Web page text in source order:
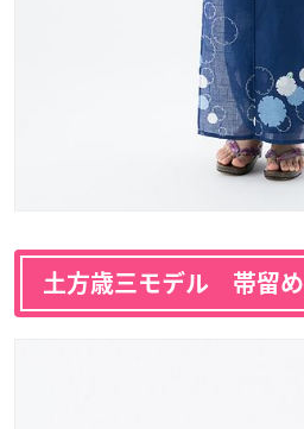
土方歳三モデル 帯留め